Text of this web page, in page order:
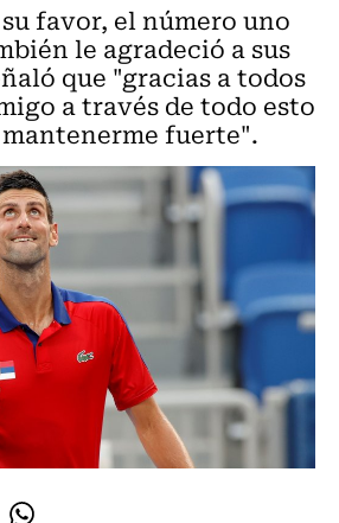
favor, el número uno
le agradeció a sus
que "gracias a todos
a través de todo esto
fuerte".